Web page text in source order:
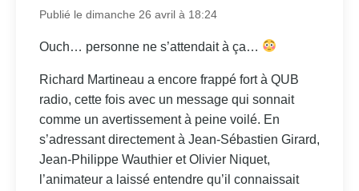
Publié le dimanche 26 avril à 18:24
Ouch… personne ne s’attendait à ça…
Richard Martineau a encore frappé fort à QUB
radio, cette fois avec un message qui sonnait
comme un avertissement à peine voilé. En
s’adressant directement à Jean-Sébastien Girard,
Jean-Philippe Wauthier et Olivier Niquet,
l’animateur a laissé entendre qu’il connaissait